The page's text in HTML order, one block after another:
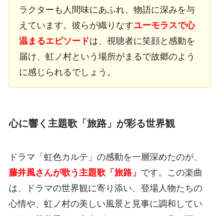
ラクターも人間味にあふれ、物語に深みを与
えています。彼らが織りなすユーモラスで心
温まるエピソードは、視聴者に笑顔と感動を
届け、虹ノ村という場所がまるで故郷のよう
に感じられるでしょう。
心に響く主題歌「旅路」が彩る世界観
ドラマ「虹色カルテ」の感動を一層深めたのが、
藤井風さんが歌う主題歌「旅路」 です。この楽曲
は、ドラマの世界観に寄り添い、登場人物たちの
心情や、虹ノ村の美しい風景と見事に調和してい